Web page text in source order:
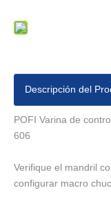
Descripción del
POFI Varina de
606
Verifique el mandril
configurar macro